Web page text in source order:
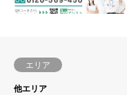
エリア
他エリア